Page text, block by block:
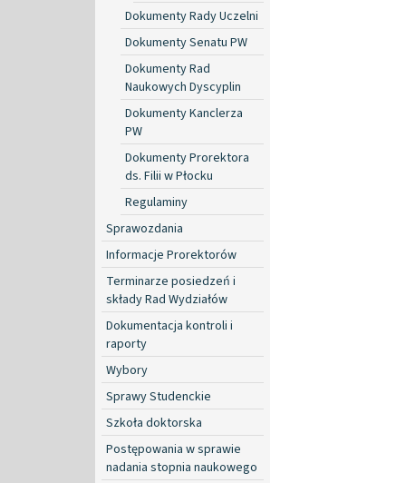
Dokumenty Rady Uczelni
Dokumenty Senatu PW
Dokumenty Rad
Naukowych Dyscyplin
Dokumenty Kanclerza
PW
Dokumenty Prorektora
ds. Filii w Płocku
Regulaminy
Sprawozdania
Informacje Prorektorów
Terminarze posiedzeń i
składy Rad Wydziałów
Dokumentacja kontroli i
raporty
Wybory
Sprawy Studenckie
Szkoła doktorska
Postępowania w sprawie
nadania stopnia naukowego